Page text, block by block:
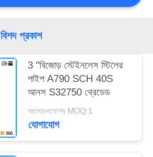
বিশদ প্রকাশ
3 "বিজোড় স্টেইনলেস স্টিলের
পাইপ A790 SCH 40S
আনস S32750 থ্রেডেড
আলোচনাযোগ্য MOQ:1
যোগাযোগ